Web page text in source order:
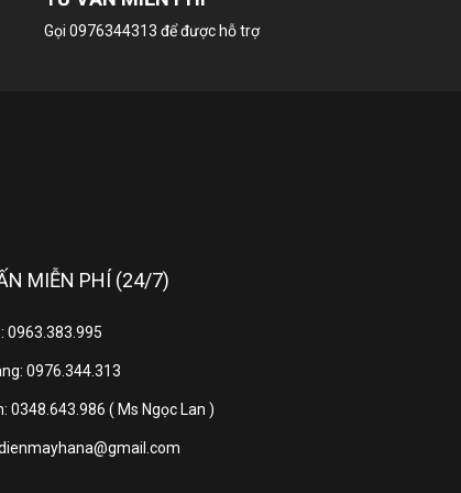
trang bị 2 nắp dỡ tiện lợi, giúp bạn dễ
Gọi 0976344313 để được hỗ trợ
MIỄN PHÍ (24/7)
0963.383.995
0976.344.313
0348.643.986 ( Ms Ngọc Lan )